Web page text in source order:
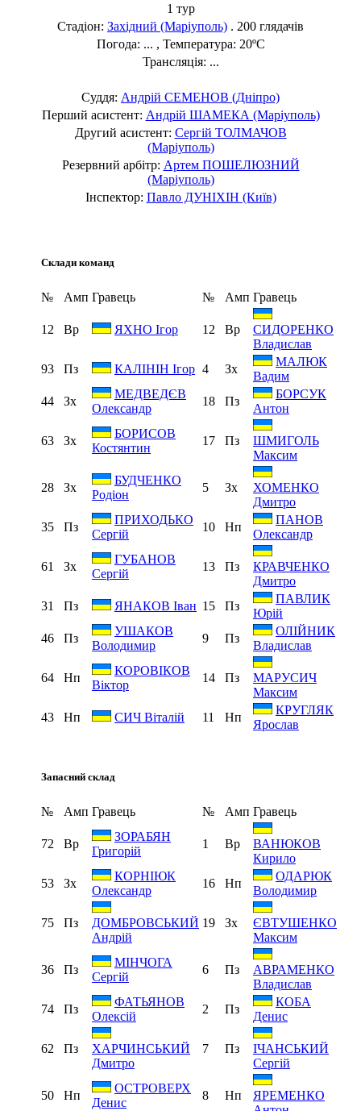
1 тур
Стадіон: Західний (Маріуполь) . 200 глядачів
Погода: ... , Температура: 20ºC
Трансляція: ...
Суддя: Андрій СЕМЕНОВ (Дніпро)
Перший асистент: Андрій ШАМЕКА (Маріуполь)
Другий асистент: Сергій ТОЛМАЧОВ
(Маріуполь)
Резервний арбітр: Артем ПОШЕЛЮЗНИЙ
(Маріуполь)
Інспектор: Павло ДУНІХІН (Київ)
Склади команд
№ Амп Гравець № Амп Гравець
12 Вр ЯХНО Ігор 12 Вр
СИДОРЕНКО
Владислав
93
Пз КАЛІНІН Ігор 4 Зх
МАЛЮК
Вадим
44
Зх
МЕДВЕДЄВ
Олександр
18 Пз
БОРСУК
Антон
63 Зх
БОРИСОВ
Костянтин
17 Пз
ШМИГОЛЬ
Максим
28 Зх
БУДЧЕНКО
Родіон
5 Зх
ХОМЕНКО
Дмитро
35
Пз
ПРИХОДЬКО
Сергій
10 Нп
ПАНОВ
Олександр
61 Зх
ГУБАНОВ
Сергій
13 Пз
КРАВЧЕНКО
Дмитро
31
Пз ЯНАКОВ Іван 15 Пз
ПАВЛИК
Юрій
46
Пз
УШАКОВ
Володимир
9 Пз
ОЛІЙНИК
Владислав
64 Нп
КОРОВІКОВ
Віктор
14 Пз
МАРУСИЧ
Максим
43
Нп СИЧ Віталій 11 Нп
КРУГЛЯК
Ярослав
Запасний склад
№ Амп Гравець № Амп Гравець
72 Вр
ЗОРАБЯН
Григорій
1 Вр
ВАНЮКОВ
Кирило
53
Зх
КОРНІЮК
Олександр
16 Нп
ОДАРЮК
Володимир
75 Пз
ДОМБРОВСЬКИЙ
Андрій
19 Зх
ЄВТУШЕНКО
Максим
36 Пз
МІНЧОГА
Сергій
6 Пз
АВРАМЕНКО
Владислав
74
Пз
ФАТЬЯНОВ
Олексій
2 Пз
КОБА
Денис
62 Пз
ХАРЧИНСЬКИЙ
Дмитро
7 Пз
ІЧАНСЬКИЙ
Сергій
50 Нп
ОСТРОВЕРХ
Денис
8 Нп
ЯРЕМЕНКО